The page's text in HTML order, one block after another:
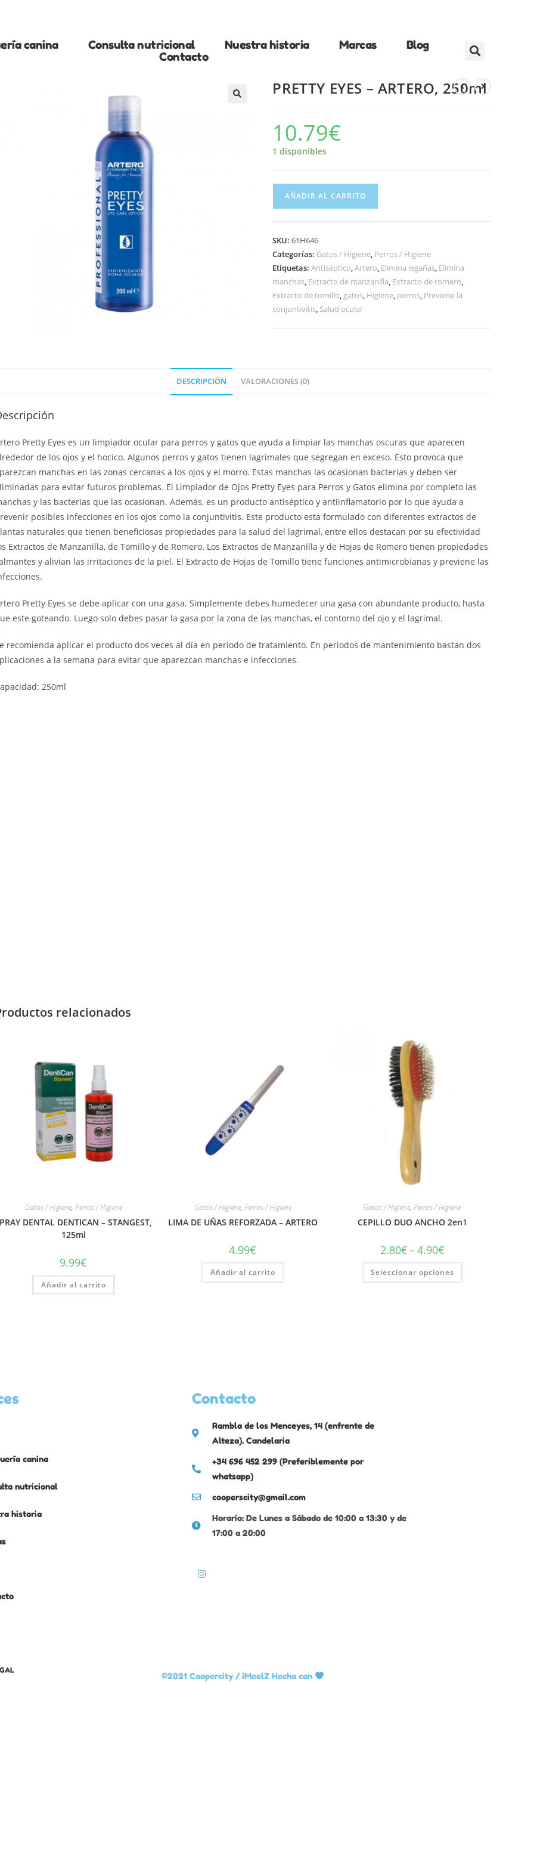
canina Consulta nutricional Nuestra historia Marcas
Blog
Contacto
PRETTY EYES – ARTERO, 250ml
10.79€
1 disponibles
AÑADIR AL CARRITO
SKU:61H646
Categorías: Gatos / Higiene, Perros / Higiene
Etiquetas:Antiséptico,Artero, Elimina legañas, Elimina
manchas, Extracto de manzanilla, Extracto de romero,
Extracto de tomillo, gatos, Higiene, perros, Previene la
conjuntivitis, Salud ocular
DESCRIPCIÓN VALORACIONES (0)
Pretty Eyes es un limpiador ocular para perros y gatos que ayuda a limpiar las manchas oscuras que aparecen
de los ojos y el hocico. Algunos perros y gatos tienen lagrimales que segregan en exceso. Esto provoca que
manchas en las zonas cercanas a los ojos y el morro. Estas manchas las ocasionan bacterias y deben ser
para evitar futuros problemas. El Limpiador de Ojos Pretty Eyes para Perros y Gatos elimina por completo las
y las bacterias que las ocasionan. Además, es un producto antiséptico y antiinflamatorio por lo que ayuda a
posibles infecciones en los ojos como la conjuntivitis. Este producto esta formulado con diferentes extractos de
naturales que tienen beneficiosas propiedades para la salud del lagrimal, entre ellos destacan por su efectividad
Extractos de Manzanilla, de Tomillo y de Romero. Los Extractos de Manzanilla y de Hojas de Romero tienen propiedades
y alivian las irritaciones de la piel. El Extracto de Hojas de Tomillo tiene funciones antimicrobianas y previene las
Pretty Eyes se debe aplicar con una gasa. Simplemente debes humedecer una gasa con abundante producto, hasta
este goteando. Luego solo debes pasar la gasa por la zona de las manchas, el contorno del ojo y el lagrimal.
recomienda aplicar el producto dos veces al día en periodo de tratamiento. En periodos de mantenimiento bastan dos
a la semana para evitar que aparezcan manchas e infecciones.
250ml
relacionados
Gatos / Higiene, Perros / Higiene
DENTAL DENTICAN – STANGEST,
125ml
9.99€
Añadir al carrito
Gatos / Higiene, Perros / Higiene
LIMA DE UÑAS REFORZADA – ARTERO
4.99€
Añadir al carrito
Gatos / Higiene,Perros / Higiene
CEPILLO DUO ANCHO 2en1
2.80€ - 4.90€
Seleccionar opciones
canina
nutricional
historia
Contacto
Rambla de los Menceyes, 14 (enfrente de
Alteza). Candelaria
+34 696 452 299 (Preferiblemente por
whatsapp)
cooperscity@gmail.com
Horario: De Lunes a Sábado de 10:00 a 13:30 y de
17:00 a 20:00
©2021 Coopercity /iMeelZ Hecha con